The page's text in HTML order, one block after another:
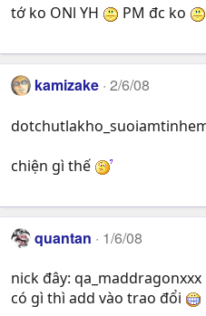
tớ ko ONl YH PM đc ko
kamizake 2/6/08
chiện gì thế
quantan 1/6/08
nick đây: qa_maddragonxxx
có gì thì add vào trao đổi